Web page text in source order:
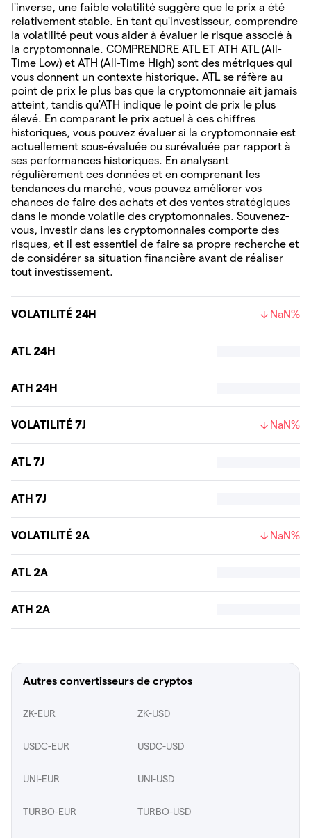
l'inverse, une faible volatilité suggère que le prix a été
relativement stable. En tant qu'investisseur, comprendre
la volatilité peut vous aider à évaluer le risque associé à
la cryptomonnaie. COMPRENDRE ATL ET ATH ATL (All-
Time Low) et ATH (All-Time High) sont des métriques qui
vous donnent un contexte historique. ATL se réfère au
point de prix le plus bas que la cryptomonnaie ait jamais
atteint, tandis qu'ATH indique le point de prix le plus
élevé. En comparant le prix actuel à ces chiffres
historiques, vous pouvez évaluer si la cryptomonnaie est
actuellement sous-évaluée ou surévaluée par rapport à
ses performances historiques. En analysant
régulièrement ces données et en comprenant les
tendances du marché, vous pouvez améliorer vos
chances de faire des achats et des ventes stratégiques
dans le monde volatile des cryptomonnaies. Souvenez-
vous, investir dans les cryptomonnaies comporte des
risques, et il est essentiel de faire sa propre recherche et
de considérer sa situation financière avant de réaliser
tout investissement.
VOLATILITÉ 24H NaN%
ATL 24H
ATH 24H
VOLATILITÉ 7J NaN%
ATL 7J
ATH 7J
VOLATILITÉ 2A NaN%
ATL 2A
ATH 2A
Autres convertisseurs de cryptos
ZK-EUR ZK-USD
USDC-EUR USDC-USD
UNI-EUR UNI-USD
TURBO-EUR TURBO-USD